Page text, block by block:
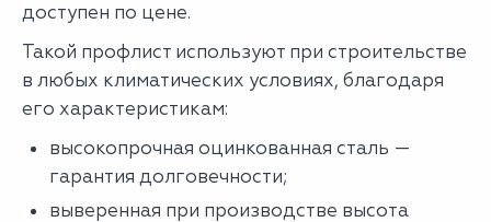
доступен по цене.
Такой профлист используют при строительстве
в любых климатических условиях, благодаря
его характеристикам:
высокопрочная оцинкованная сталь —
гарантия долговечности;
выверенная при производстве высота